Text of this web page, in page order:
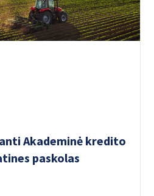
Akademinė kredito
paskolas